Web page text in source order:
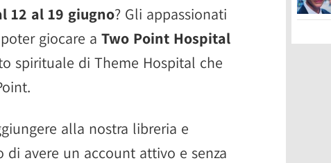
12 al 19 giugno? Gli appassionati
giocare a Two Point Hospital
spirituale di Theme Hospital che
alla nostra libreria e
avere un account attivo e senza